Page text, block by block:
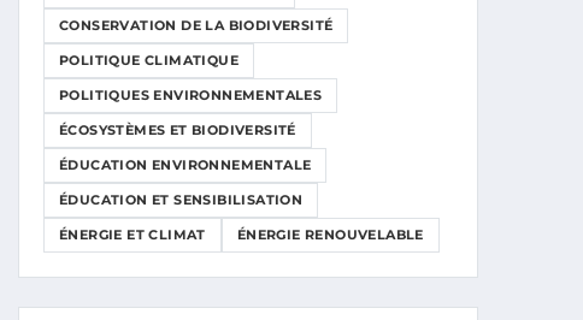
CONSERVATION DE LA BIODIVERSITÉ
POLITIQUE CLIMATIQUE
POLITIQUES ENVIRONNEMENTALES
ÉCOSYSTÈMES ET BIODIVERSITÉ
ÉDUCATION ENVIRONNEMENTALE
ÉDUCATION ET SENSIBILISATION
ÉNERGIE ET CLIMAT ÉNERGIE RENOUVELABLE